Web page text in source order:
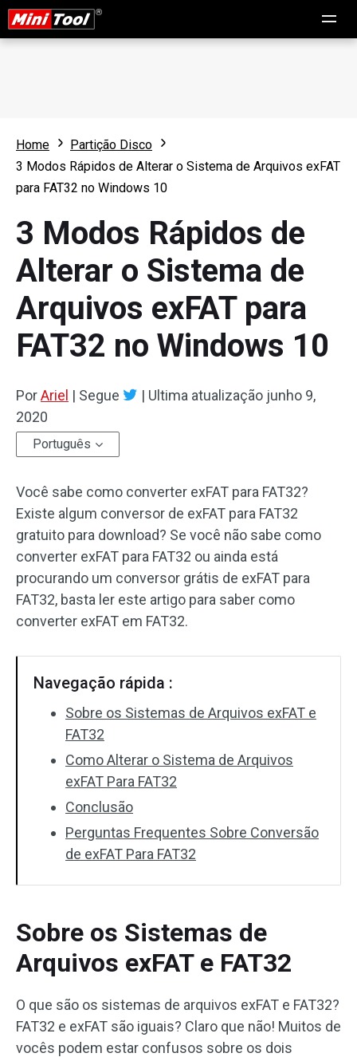
Home
Partição Disco
3 Modos Rápidos de Alterar o Sistema de Arquivos exFAT
para FAT32 no Windows 10
3 Modos Rápidos de
Alterar o Sistema de
Arquivos exFAT para
FAT32 no Windows 10
PorAriel | Segue | Ultima atualização junho 9,
2020
Português
Você sabe como converter exFAT para FAT32?
Existe algum conversor de exFAT para FAT32
gratuito para download? Se você não sabe como
converter exFAT para FAT32 ou ainda está
procurando um conversor grátis de exFAT para
FAT32, basta ler este artigo para saber como
converter exFAT em FAT32.
Navegação rápida :
Sobre os Sistemas de Arquivos exFAT e
FAT32
Como Alterar o Sistema de Arquivos
exFAT Para FAT32
Conclusão
Perguntas Frequentes Sobre Conversão
de exFAT Para FAT32
Sobre os Sistemas de
Arquivos exFAT e FAT32
O que são os sistemas de arquivos exFAT e FAT32?
FAT32 e exFAT são iguais? Claro que não! Muitos de
vocês podem estar confusos sobre os dois